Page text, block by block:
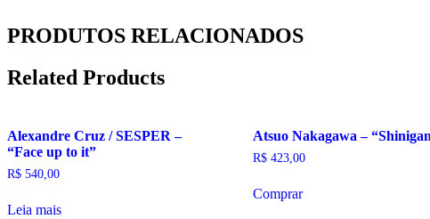
PRODUTOS RELACIONADOS
Related Products
Alexandre Cruz / SESPER –
“Face up to it”
R$ 540,00
Leia mais
Atsuo Nakagawa –
R$423,00
Comprar